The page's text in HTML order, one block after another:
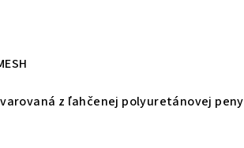
z ľahčenej polyuretánovej peny